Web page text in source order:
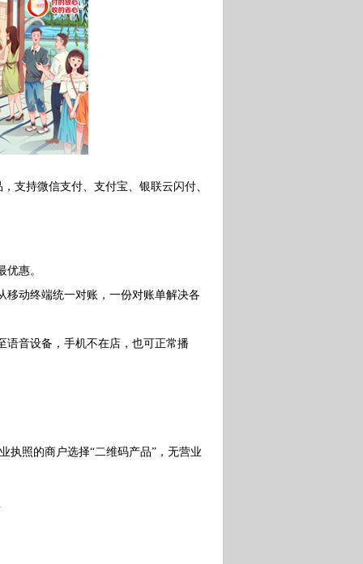
持微信支付、支付宝、银联云闪付、
惠。
移动终端统一对账，一份对账单解决各
语音设备，手机不在店，也可正常播
照的商户选择“二维码产品”，无营业